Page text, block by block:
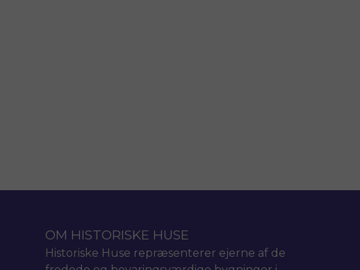
OM HISTORISKE HUSE
Historiske Huse repræsenterer ejerne af de